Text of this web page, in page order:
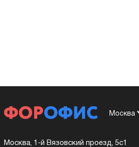
Москва
Москва, 1-й Вязовский проезд, 5с1